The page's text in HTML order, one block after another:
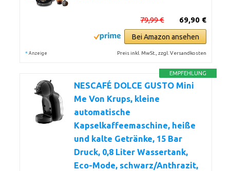
69,90 €
79,99 €
Bei Amazon ansehen
* Anzeige Preis inkl. MwSt., zzgl. Versandkosten
EMPFEHLUNG
NESCAFÉ DOLCE GUSTO Mini
Me Von Krups, kleine
automatische
Kapselkaffeemaschine, heiße
und kalte Getränke, 15 Bar
Druck, 0,8 Liter Wassertank,
Eco-Mode, schwarz/Anthrazit,